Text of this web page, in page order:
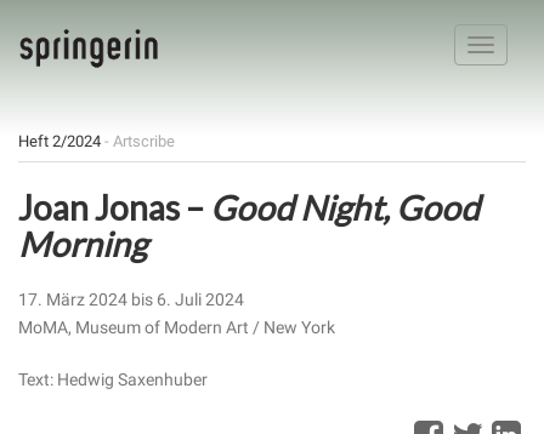
Toggle
Heft 2/2024 - Artscribe
Joan Jonas – Good Night, Good
Morning
17. März 2024 bis 6. Juli 2024
MoMA, Museum of Modern Art / New York
Text: Hedwig Saxenhuber